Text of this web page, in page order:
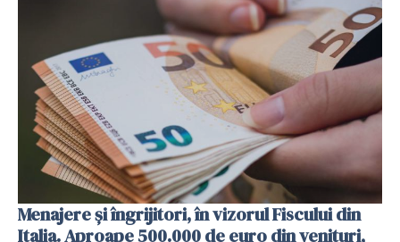
Menajere și îngrijitori, în vizorul Fiscului din
Italia. Aproape 500.000 de euro din venituri,